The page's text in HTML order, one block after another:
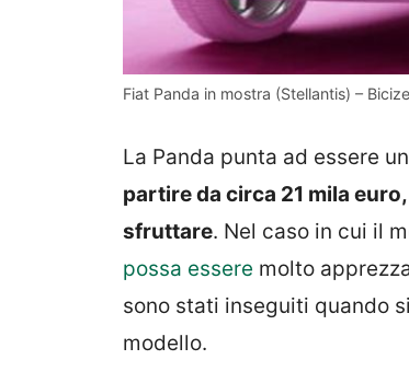
Fiat Panda in mostra (Stellantis) –
La Panda punta ad essere
partire da circa 21 mila
sfruttare. Nel caso in cui il
possa essere molto
sono stati inseguiti quando
modello.